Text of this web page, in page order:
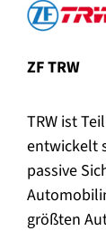
ZF TRW
TRW ist
entwickelt
passive
größten